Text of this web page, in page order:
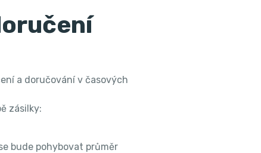
a doručování v časových
zásilky:
bude pohybovat průměr